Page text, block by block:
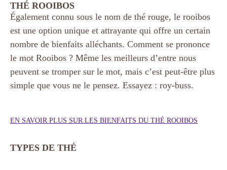
THÉ ROOIBOS
Également connu sous le nom de thé rouge, le rooibos
est une option unique et attrayante qui offre un certain
nombre de bienfaits alléchants. Comment se prononce
le mot Rooibos ? Même les meilleurs d’entre nous
peuvent se tromper sur le mot, mais c’est peut-être plus
simple que vous ne le pensez. Essayez : roy-buss.
EN SAVOIR PLUS SUR LES BIENFAITS DU THÉ ROOIBOS
TYPES DE THÉ